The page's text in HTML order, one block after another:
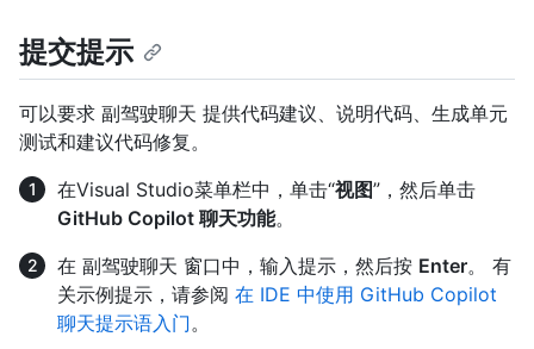
提交提示
可以要求 副驾驶聊天 提供代码建议、说明代码、生成单元
测试和建议代码修复。
在Visual Studio菜单栏中，单击“视图”，然后单击
GitHub Copilot 聊天功能。
在 副驾驶聊天 窗口中，输入提示，然后按 Enter。 有
关示例提示，请参阅 在 IDE 中使用 GitHub Copilot
聊天提示语入门。